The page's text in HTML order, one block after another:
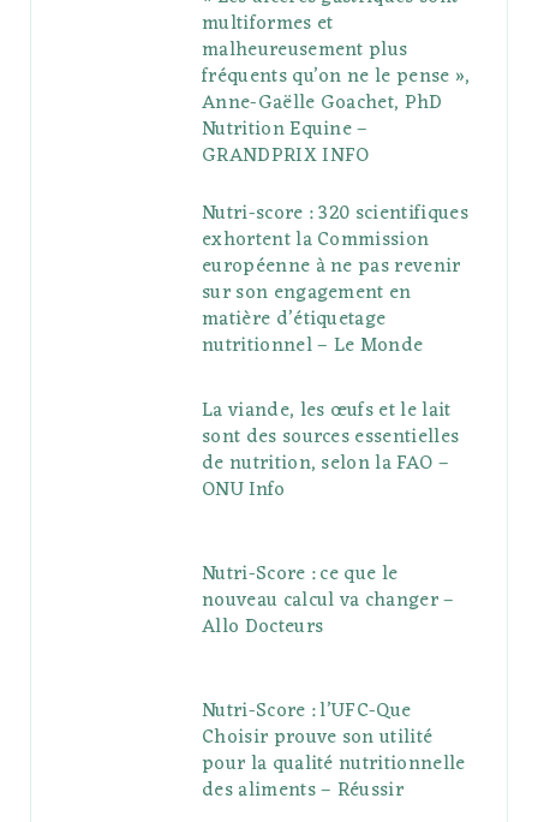
multiformes et
malheureusement plus
fréquents qu’on ne le pense »,
Anne-Gaëlle Goachet, PhD
Nutrition Equine –
GRANDPRIX INFO
Nutri-score : 320 scientifiques
exhortent la Commission
européenne à ne pas revenir
sur son engagement en
matière d’étiquetage
nutritionnel – Le Monde
La viande, les œufs et le lait
sont des sources essentielles
de nutrition, selon la FAO –
ONU Info
Nutri-Score : ce que le
nouveau calcul va changer –
Allo Docteurs
Nutri-Score : l’UFC-Que
Choisir prouve son utilité
pour la qualité nutritionnelle
des aliments – Réussir